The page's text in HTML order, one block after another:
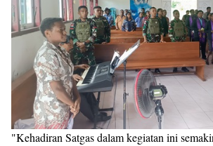
"Kehadiran Satgas dalam kegiatan ini